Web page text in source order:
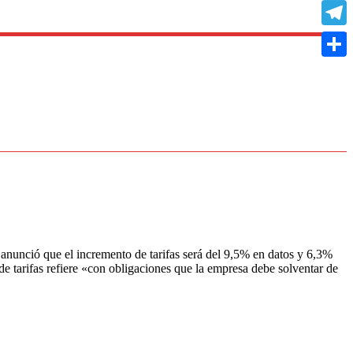
que el incremento de tarifas será del 9,5% en datos y 6,3%
refiere «con obligaciones que la empresa debe solventar de
Copy
Link